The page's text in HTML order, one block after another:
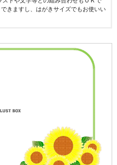
きますし、はがきサイズでもお使いい